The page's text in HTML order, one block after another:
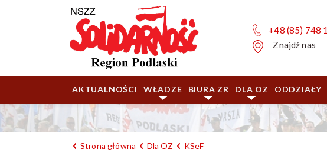
+48 (85) 748
Znajdź nas
AKTUALNOŚCI WŁADZE BIURA ZR DLA OZ ODDZIAŁY
Strona główna Dla OZ KSeF